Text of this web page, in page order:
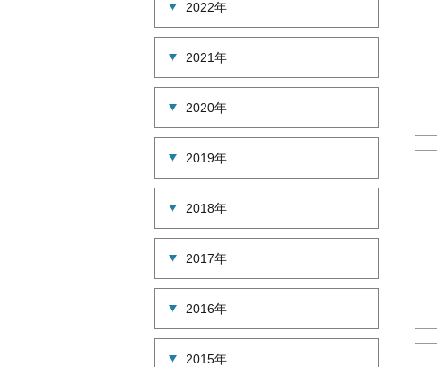
2022年
2021年
2020年
2019年
2018年
2017年
2016年
2015年